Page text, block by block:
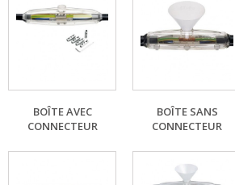
BOÎTE AVEC
CONNECTEUR
BOÎTE SANS
CONNECTEUR